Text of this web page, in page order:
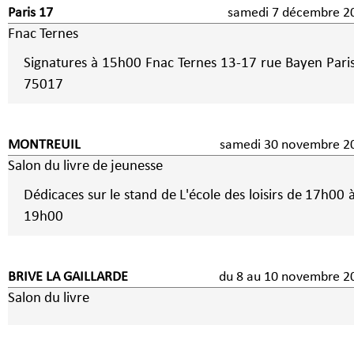
Paris 17 samedi 7 décembre
Fnac Ternes
Signatures à 15h00 Fnac Ternes 13-17 rue Bayen Paris
75017
MONTREUIL samedi 30 novembre
Salon du livre de jeunesse
Dédicaces sur le stand de L'école des loisirs de 17h00
19h00
BRIVE LA GAILLARDE du 8 au 10 novembre
Salon du livre